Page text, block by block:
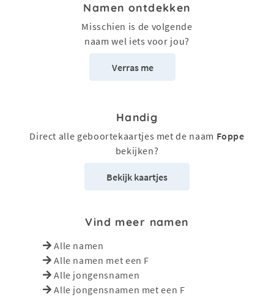
Namen ontdekken
Misschien is de volgende
naam wel iets voor jou?
Verras me
Handig
Direct alle geboortekaartjes met de naam Foppe
bekijken?
Bekijk kaartjes
Vind meer namen
Alle namen
Alle namen met een F
Alle jongensnamen
Alle jongensnamen met een F